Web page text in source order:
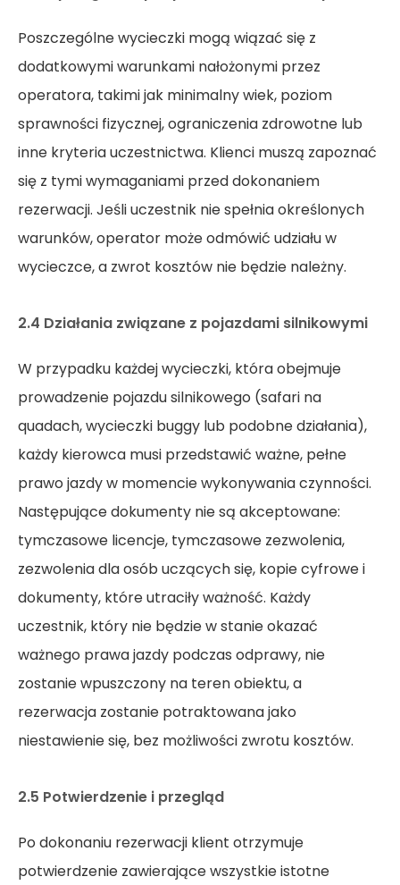
Poszczególne wycieczki mogą wiązać się z
dodatkowymi warunkami nałożonymi przez
operatora, takimi jak minimalny wiek, poziom
sprawności fizycznej, ograniczenia zdrowotne lub
inne kryteria uczestnictwa. Klienci muszą zapoznać
się z tymi wymaganiami przed dokonaniem
rezerwacji. Jeśli uczestnik nie spełnia określonych
warunków, operator może odmówić udziału w
wycieczce, a zwrot kosztów nie będzie należny.
2.4 Działania związane z pojazdami silnikowymi
W przypadku każdej wycieczki, która obejmuje
prowadzenie pojazdu silnikowego (safari na
quadach, wycieczki buggy lub podobne działania),
każdy kierowca musi przedstawić ważne, pełne
prawo jazdy w momencie wykonywania czynności.
Następujące dokumenty nie są akceptowane:
tymczasowe licencje, tymczasowe zezwolenia,
zezwolenia dla osób uczących się, kopie cyfrowe i
dokumenty, które utraciły ważność. Każdy
uczestnik, który nie będzie w stanie okazać
ważnego prawa jazdy podczas odprawy, nie
zostanie wpuszczony na teren obiektu, a
rezerwacja zostanie potraktowana jako
niestawienie się, bez możliwości zwrotu kosztów.
2.5 Potwierdzenie i przegląd
Po dokonaniu rezerwacji klient otrzymuje
potwierdzenie zawierające wszystkie istotne